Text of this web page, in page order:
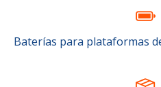
Baterías para plataformas